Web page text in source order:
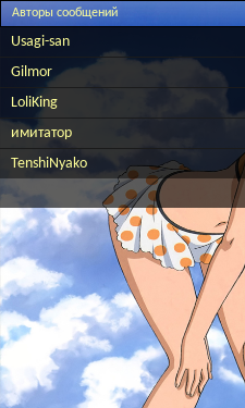
Авторы сообщений
Usagi-san
Gilmor
LoliKing
имитатор
TenshiNyako